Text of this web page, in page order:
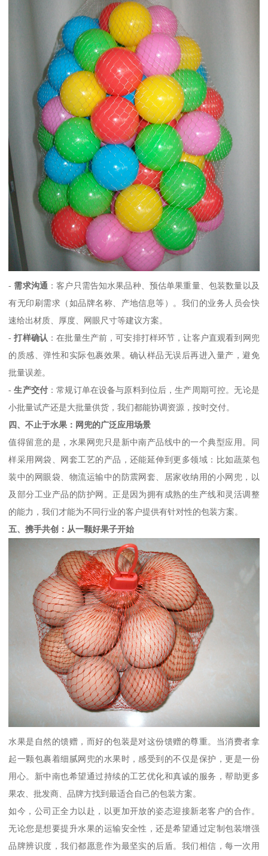
- 需求沟通 ：客户只需告知水果品种、预估单果重量、包装数量以及
有无印刷需求（如品牌名称、产地信息等）。我们的业务人员会快
速给出材质、厚度、网眼尺寸等建议方案。
-打样确认 ：在批量生产前，可安排打样环节，让客户直观看到网兜
的质感、弹性和实际包裹效果。确认样品无误后再进入量产，避免
批量误差。
-生产交付 ：常规订单在设备与原料到位后，生产周期可控。无论是
小批量试产还是大批量供货，我们都能协调资源，按时交付。
四、不止于水果：网兜的广泛应用场景
值得留意的是，水果网兜只是新中南产品线中的一个典型应用。同
样采用网袋、网套工艺的产品，还能延伸到更多领域：比如蔬菜包
装中的网眼袋、物流运输中的防震网套、居家收纳用的小网兜，以
及部分工业产品的防护网。正是因为拥有成熟的生产线和灵活调整
的能力，我们才能为不同行业的客户提供有针对性的包装方案。
五、携手共创：从一颗好果子开始
水果是自然的馈赠，而好的包装是对这份馈赠的尊重。当消费者拿
起一颗包裹着细腻网兜的水果时，感受到的不仅是保护，更是一份
用心。新中南也希望通过持续的工艺优化和真诚的服务，帮助更多
果农、批发商、品牌方找到最适合自己的包装方案。
如今，公司正全力以赴，以更加开放的姿态迎接新老客户的合作。
无论您是想要提升水果的运输安全性，还是希望通过定制包装增强
品牌辨识度，我们都愿意作为最坚实的后盾。我们相信，每一次用